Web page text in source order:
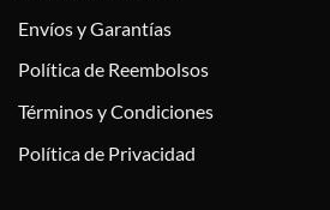
Envíos y Garantías
Política de Reembolsos
Términos y Condiciones
Política de Privacidad